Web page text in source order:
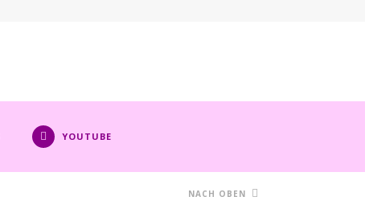
YOUTUBE
NACH OBEN